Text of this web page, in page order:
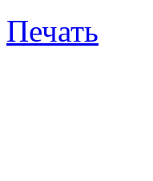
Печать